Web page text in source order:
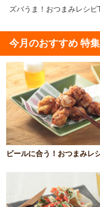
ズバうま！おつまみレシピ
今月のおすすめ 特
ビールに合う！おつまみレ